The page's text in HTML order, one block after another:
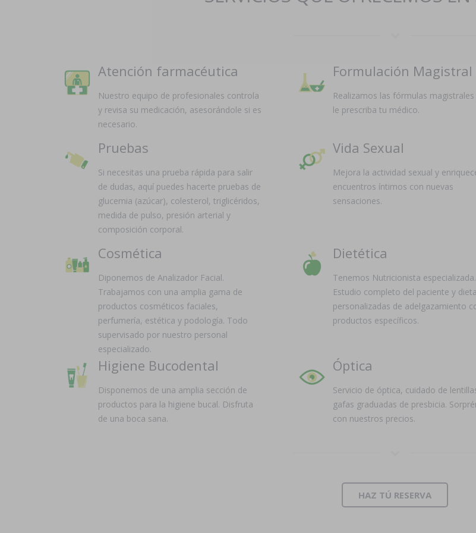
Atención farmacéutica
Nuestro equipo de profesionales controla
y revisa su medicación, asesorándole si es
necesario.
Formulación Magistral
Realizamos las fórmulas magistrales
le prescriba tu médico.
Pruebas
Si necesitas una prueba rápida para salir
de dudas, aquí puedes hacerte pruebas de
glucemia (azúcar), colesterol, triglicéridos,
medida de pulso, presión arterial y
composición corporal.
Vida Sexual
Mejora la actividad sexual y
encuentros íntimos con nuevas
sensaciones.
Cosmética
Diponemos de Analizador Facial.
Trabajamos con una amplia gama de
productos cosméticos faciales,
perfumería, estética y podología. Todo
supervisado por nuestro personal
especializado.
Dietética
Tenemos Nutricionista especializada.
Estudio completo del paciente y
personalizadas de adelgazamiento
productos específicos.
Higiene Bucodental
Disponemos de una amplia sección de
productos para la higiene bucal. Disfruta
de una boca sana.
Óptica
Servicio de óptica, cuidado de
gafas graduadas de presbicia.
con nuestros precios.
HAZ TÚ RESERVA